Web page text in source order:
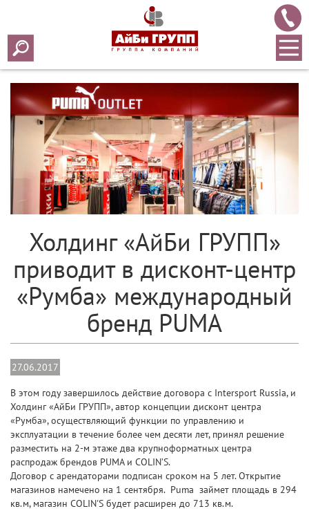
Array ( [0] => 2017 [1] => 06 [2] => 27 [3] => 205 )
Холдинг «АйБи ГРУПП»
приводит в дисконт-центр
«Румба» международный
бренд PUMA
27.06.2017
В этом году завершилось действие договора с Intersport Russia, и
Холдинг «АйБи ГРУПП», автор концепции дисконт центра
«Румба», осуществляющий функции по управлению и
эксплуатации в течение более чем десяти лет, принял решение
разместить на 2-м этаже два крупноформатных центра
распродаж брендов PUMA и COLIN’S.
Договор с арендаторами подписан сроком на 5 лет. Открытие
магазинов намечено на 1 сентября. Puma займет площадь в 294
кв.м, магазин COLIN'S будет расширен до 713 кв.м.